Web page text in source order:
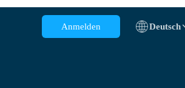
Anmelden Deutsch